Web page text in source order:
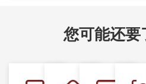
您可能还要